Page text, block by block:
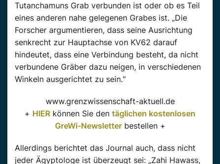
Tutanchamuns Grab verbunden ist oder ob es Teil
eines anderen nahe gelegenen Grabes ist. „Die
Forscher argumentieren, dass seine Ausrichtung
senkrecht zur Hauptachse von KV62 darauf
hindeutet, dass eine Verbindung besteht, da nicht
verbundene Gräber dazu neigen, in verschiedenen
Winkeln ausgerichtet zu sein.“
www.grenzwissenschaft-aktuell.de
+ HIER können Sie den täglichen kostenlosen
GreWi-Newsletterbestellen +
Allerdings berichtet das Journal auch, dass nicht
jeder Ägyptologe ist überzeugt sei: „Zahi Hawass,